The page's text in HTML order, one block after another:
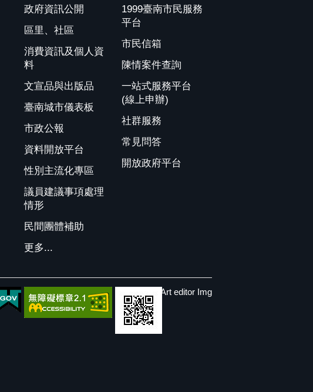
政府資訊公開
區里、社區
消費資訊及個人資
料
文宣品與出版品
臺南城市儀表板
市政公報
資料開放平台
性別主流化專區
議員建議事項處理
情形
民間團體補助
更多...
1999臺南市民服務
平台
市民信箱
陳情案件查詢
一站式服務平台
(線上申辦)
社群服務
常見問答
開放政府平台